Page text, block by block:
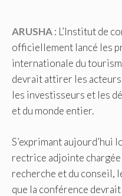
ARUSHA: L’Institut de
officiellement lancé les
internationale du
devrait attirer les
les investisseurs et les
et du monde entier.
S’exprimant aujourd’hui
rectrice adjointe chargée
recherche et du conseil,
que la conférence